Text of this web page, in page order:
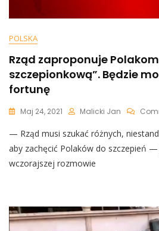
POLSKA
Rząd zaproponuje
szczepionkową”. Będzie
fortunę
Maj 24, 2021 Malicki Jan
— Rząd musi szukać różnych,
aby zachęcić Polaków do szczepień —
wczorajszej rozmowie